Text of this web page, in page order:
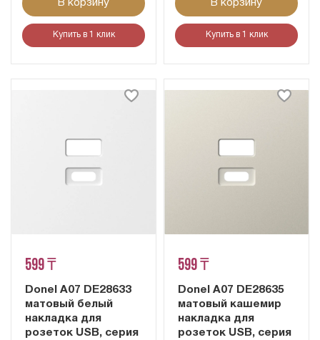
В корзину
Купить в 1 клик
В корзину
Купить в 1 клик
599 ₸
Donel A07 DE28633
матовый белый
накладка для
розеток USB, серия
599 ₸
Donel A07 DE28635
матовый кашемир
накладка для
розеток USB, серия